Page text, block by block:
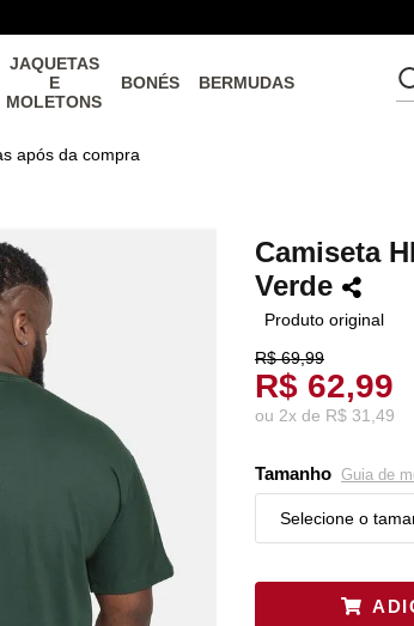
JAQUETAS
E
MOLETONS
BONÉS BERMUDAS
após da compra
Camiseta
Verde
Produto original
R$ 69,99
R$ 62,99
ou 2x de R$ 31,49
Tamanho Guia de
Selecione o